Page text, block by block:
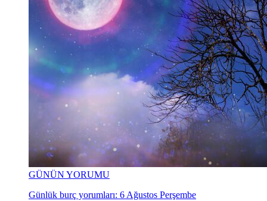
GÜNÜN YORUMU
Günlük burç yorumları: 6 Ağustos Perşembe